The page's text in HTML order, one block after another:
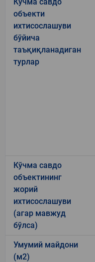
объекти
ихтисослашуви
бўйича
таъқиқланадиган
турлар
Кўчма савдо
объектининг
жорий
ихтисослашуви
(агар мавжуд
бўлса)
Умумий майдони
(м2)